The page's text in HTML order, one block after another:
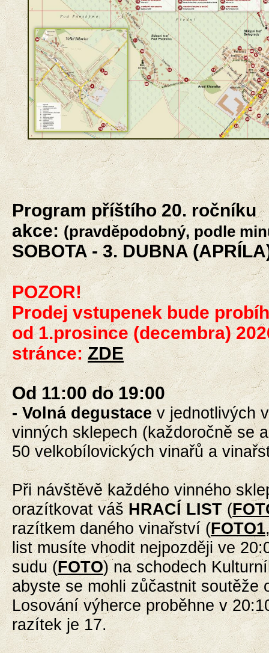
Program příštího 20. ročníku
akce:(pravděpodobný, podle
SOBOTA - 3. DUBNA
POZOR!
Prodej vstupenek bude
od 1.prosince (decembra)
stránce: ZDE
Od 11:00 do 19:00
- Volná degustacev jednotlivých
vinných sklepech (každoročně se
50 velkobílovických vinařů a
Při návštěvě každého vinného
orazítkovat vášHRACÍ LIST(
razítkem daného vinařství (FOTO1
list musíte vhodit nejpozději ve
sudu (FOTO) na schodech
abyste se mohli zůčastnit soutěže
Losování výherce proběhne v
razítek je 17.